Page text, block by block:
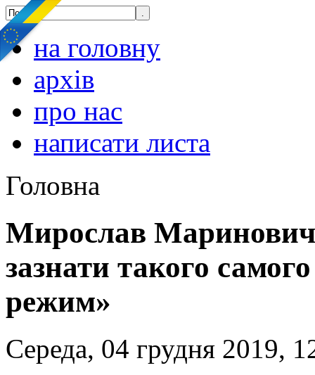
на головну
архів
про нас
написати листа
Головна
Мирослав
зазнати такого
режим»
Середа, 04 грудня 2019,